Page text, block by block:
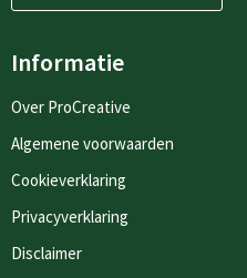
Informatie
Over ProCreative
Algemene voorwaarden
Cookieverklaring
Privacyverklaring
Disclaimer